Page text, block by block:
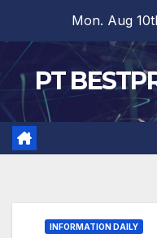
content
Mon. Aug
PT
INFORMATION DAILY